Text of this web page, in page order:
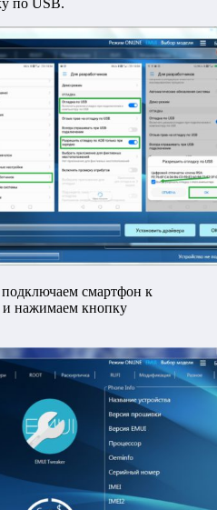
смартфон к
нажимаем кнопку